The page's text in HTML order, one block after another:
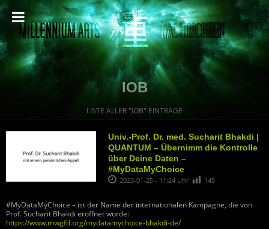
IOB
LISTE ALLER "IOB" EINTRÄGE
Univ.-Prof. Dr. med. Sucharit Bhakdi |
QUANTUM – Übernimm die Kontrolle
über Deine Daten –
#MyDataMyChoice
2023-01-25 - 11:24 Uhr 145
#MyDataMyChoice – ist der Name der internationalen Kampagne, die von
Prof. Sucharit Bhakdi eröffnet wurde:
https://www.mwgfd.org/mydatamychoice-bhakdi-de/